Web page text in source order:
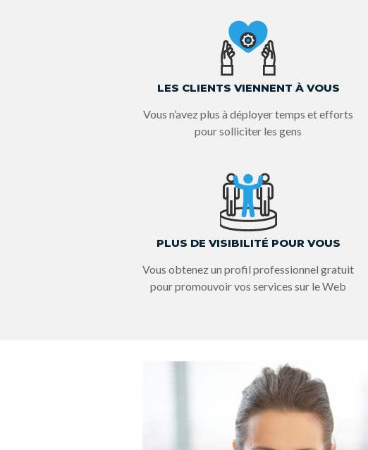
LES CLIENTS VIENNENT À VOUS
Vous n’avez plus à déployer temps et efforts
pour solliciter les gens
PLUS DE VISIBILITÉ POUR VOUS
Vous obtenez un profil professionnel gratuit
pour promouvoir vos services sur le Web